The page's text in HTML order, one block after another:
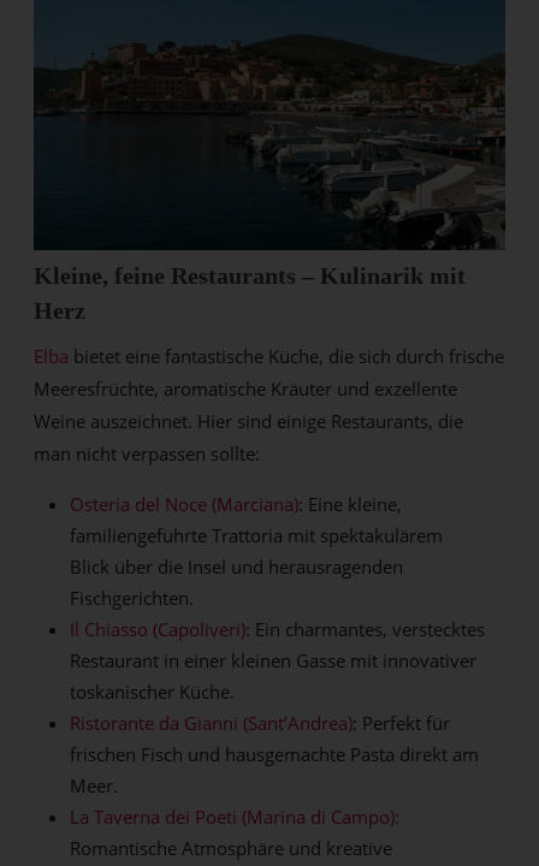
Kleine, feine Restaurants – Kulinarik mit
Herz
Elba bietet eine fantastische Küche, die sich durch frische
Meeresfrüchte, aromatische Kräuter und exzellente
Weine auszeichnet. Hier sind einige Restaurants, die
man nicht verpassen sollte:
Osteria del Noce (Marciana): Eine kleine,
familiengeführte Trattoria mit spektakulärem
Blick über die Insel und herausragenden
Fischgerichten.
Il Chiasso (Capoliveri): Ein charmantes, verstecktes
Restaurant in einer kleinen Gasse mit innovativer
toskanischer Küche.
Ristorante da Gianni (Sant’Andrea): Perfekt für
frischen Fisch und hausgemachte Pasta direkt am
Meer.
La Taverna dei Poeti (Marina di Campo):
Romantische Atmosphäre und kreative